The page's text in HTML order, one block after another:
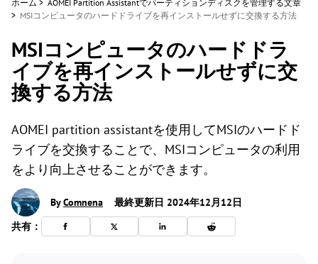
ホーム > AOMEI Partition Assistantでパーティションディスクを管理する文章
> MSIコンピュータのハードドライブを再インストールせずに交換する方法
MSIコンピュータのハードドラ
イブを再インストールせずに交
換する方法
AOMEI partition assistantを使用してMSIのハードド
ライブを交換することで、MSIコンピュータの利用
をより向上させることができます。
ByComnena
最終更新日 2024年12月12日
共有：